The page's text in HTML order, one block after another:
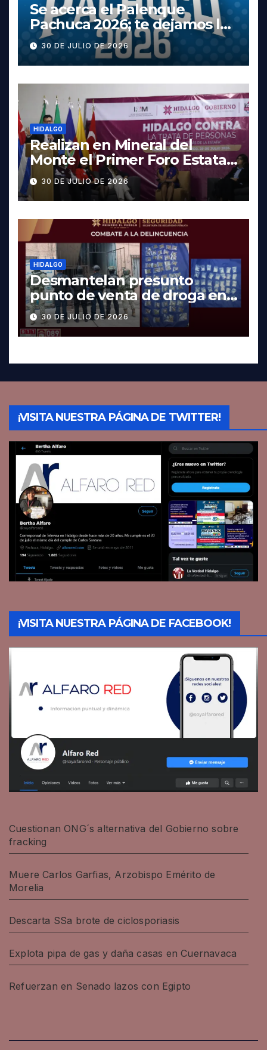
Se acerca el Palenque
Pachuca 2026; te dejamos la
cartelera completa, las
fechas y los precios
30 DE JULIO DE 2026
HIDALGO
Realizan en Mineral del
Monte el Primer Foro Estatal
contra la Trata de Personas
30 DE JULIO DE 2026
HIDALGO
Desmantelan presunto
punto de venta de droga en
Pachuca; hay dos detenidos
30 DE JULIO DE 2026
¡VISITA NUESTRA PÁGINA DE TWITTER!
¡VISITA NUESTRA PÁGINA DE FACEBOOK!
Cuestionan ONG´s alternativa del Gobierno sobre
fracking
Muere Carlos Garfias, Arzobispo Emérito de
Morelia
Descarta SSa brote de ciclosporiasis
Explota pipa de gas y daña casas en Cuernavaca
Refuerzan en Senado lazos con Egipto